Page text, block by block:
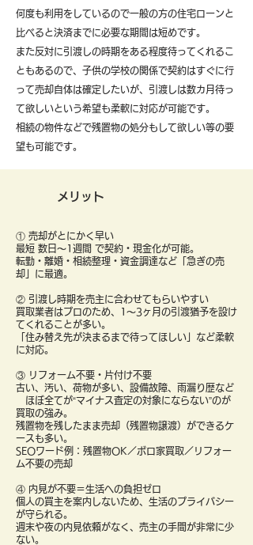
何度も利用をしているので一般の方の住宅ローンと
比べると決済までに必要な期間は短めです。
また反対に引渡しの時期をある程度待ってくれるこ
ともあるので、子供の学校の関係で契約はすぐに行
って売却自体は確定したいが、引渡しは数カ月待っ
て欲しいという希望も柔軟に対応が可能です。
​相続の物件などで残置物の処分もして欲しい等の要
望も可能です。
メリット
① 売却がとにかく早い
最短 数日〜1週間 で契約・現金化が可能。
転勤・離婚・相続整理・資金調達など「急ぎの売
却」に最適。
② 引渡し時期を売主に合わせてもらいやすい
買取業者はプロのため、1〜3ヶ月の引渡猶予を設け
てくれることが多い。
「住み替え先が決まるまで待ってほしい」など柔軟
に対応。
③ リフォーム不要・片付け不要
古い、汚い、荷物が多い、設備故障、雨漏り歴など
ほぼ全てが“マイナス査定の対象にならない”のが
買取の強み。
残置物を残したまま売却（残置物譲渡）ができるケ
ースも多い。
SEOワード例：残置物OK／ボロ家買取／リフォー
ム不要の売却
④ 内見が不要＝生活への負担ゼロ
個人の買主を案内しないため、生活のプライバシー
が守られる。
週末や夜の内見依頼がなく、売主の手間が非常に少
ない。